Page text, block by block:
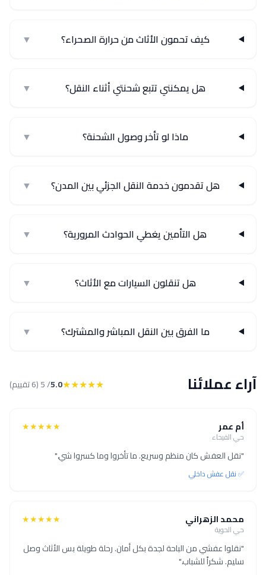
كيف تحمون الأثاث من حرارة الصحراء؟ ▼
هل يمكنني تتبع شحنتي أثناء النقل؟ ▼
ماذا لو تأخر وصول الشحنة؟ ▼
هل تقدمون خدمة النقل الجزئي بين المدن؟ ▼
هل التأمين يغطي الحوادث المرورية؟ ▼
هل تنقلون السيارات مع الأثاث؟ ▼
ما الفرق بين النقل المباشر والمشترك؟ ▼
آراء عملائنا ★★★★★
5.0/ 5 (6 تقييم)
أم عمر
حي الفيحاء
★★★★★
"نقل العفش كان منظم وسريع. ما تأخروا وما كسروا شي."
✅ نقل عفش داخلي
محمد الزهراني
حي الحوية
★★★★★
"نقلوا عفشي من الباحة لجدة بكل أمان. رحلة طويلة بس الأثاث وصل
سليم. شكراً للشباب."